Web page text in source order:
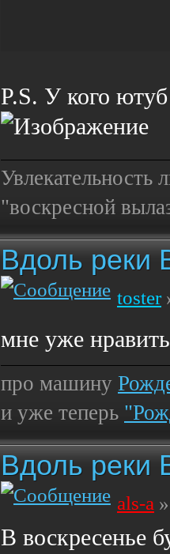
P.S. У кого
Увлекательность
"воскресной
Вдоль реки
toster
мне уже
про машину
и уже теперь
Вдоль реки
als-a
В воскресенье